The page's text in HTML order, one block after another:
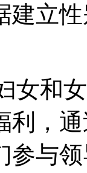
建立
女和
利，
参与